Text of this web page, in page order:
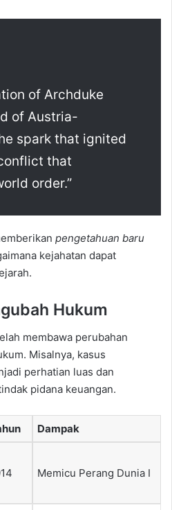
of Archduke
of Austria-
spark that ignited
that
order.”
pengetahuan baru
kejahatan dapat
Hukum
membawa perubahan
Misalnya, kasus
perhatian luas dan
pidana keuangan.
Dampak
Memicu Perang Dunia I